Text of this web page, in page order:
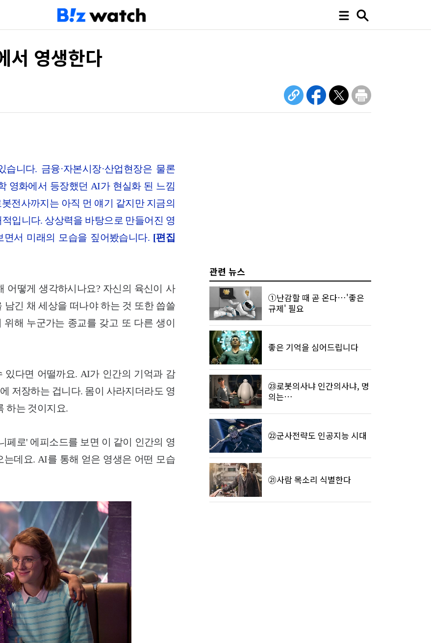
서 영생한다
니다. 금융·자본시장·산업현장은 물론
영화에서 등장했던 AI가 현실화 된 느낌
전사까지는 아직 먼 얘기 같지만 지금의
입니다. 상상력을 바탕으로 만들어진 영
서 미래의 모습을 짚어봤습니다. [편집
어떻게 생각하시나요? 자신의 육신이 사
긴 채 세상을 떠나야 하는 것 또한 씁쓸
해 누군가는 종교를 갖고 또 다른 생이
다면 어떨까요. AI가 인간의 기억과 감
저장하는 겁니다. 몸이 사라지더라도 영
하는 것이지요.
페로' 에피소드를 보면 이 같이 인간의 영
데요. AI를 통해 얻은 영생은 어떤 모습
관련 뉴스
①난감할 때 곧 온다…'좋은
규제' 필요
좋은 기억을 심어드립니다
㉓로봇의사냐 인간의사냐, 명
의는…
㉒군사전략도 인공지능 시대
㉑사람 목소리 식별한다